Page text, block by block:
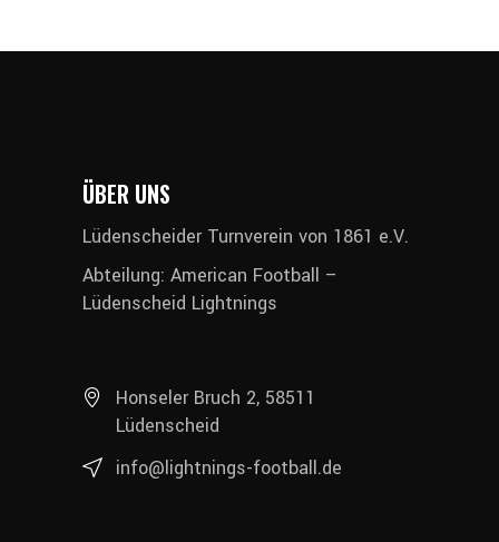
ÜBER UNS
Lüdenscheider Turnverein von 1861 e.V.
Abteilung: American Football –
Lüdenscheid Lightnings
Honseler Bruch 2, 58511
Lüdenscheid
info@lightnings-football.de